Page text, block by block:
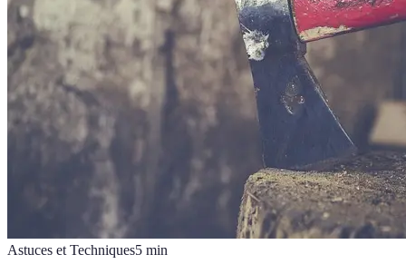
Astuces et Techniques5 min